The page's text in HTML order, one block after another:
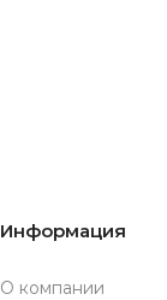
Информация
О компании